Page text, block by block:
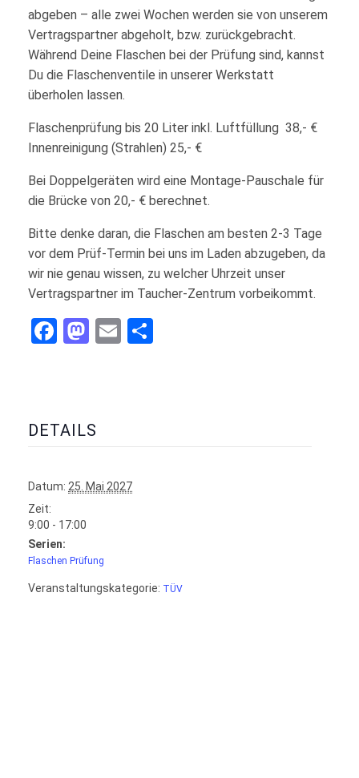
abgeben – alle zwei Wochen werden sie von unserem
Vertragspartner abgeholt, bzw. zurückgebracht.
Während Deine Flaschen bei der Prüfung sind, kannst
Du die Flaschenventile in unserer Werkstatt
überholen lassen.
Flaschenprüfung bis 20 Liter inkl. Luftfüllung 38,- €
Innenreinigung (Strahlen) 25,- €
Bei Doppelgeräten wird eine Montage-Pauschale für
die Brücke von 20,- € berechnet.
Bitte denke daran, die Flaschen am besten 2-3 Tage
vor dem Prüf-Termin bei uns im Laden abzugeben, da
wir nie genau wissen, zu welcher Uhrzeit unser
Vertragspartner im Taucher-Zentrum vorbeikommt.
Facebook
Mastodon
Email
DETAILS
Datum: 25. Mai 2027
Zeit:
9:00 - 17:00
Serien:
Flaschen Prüfung
Veranstaltungskategorie: TÜV